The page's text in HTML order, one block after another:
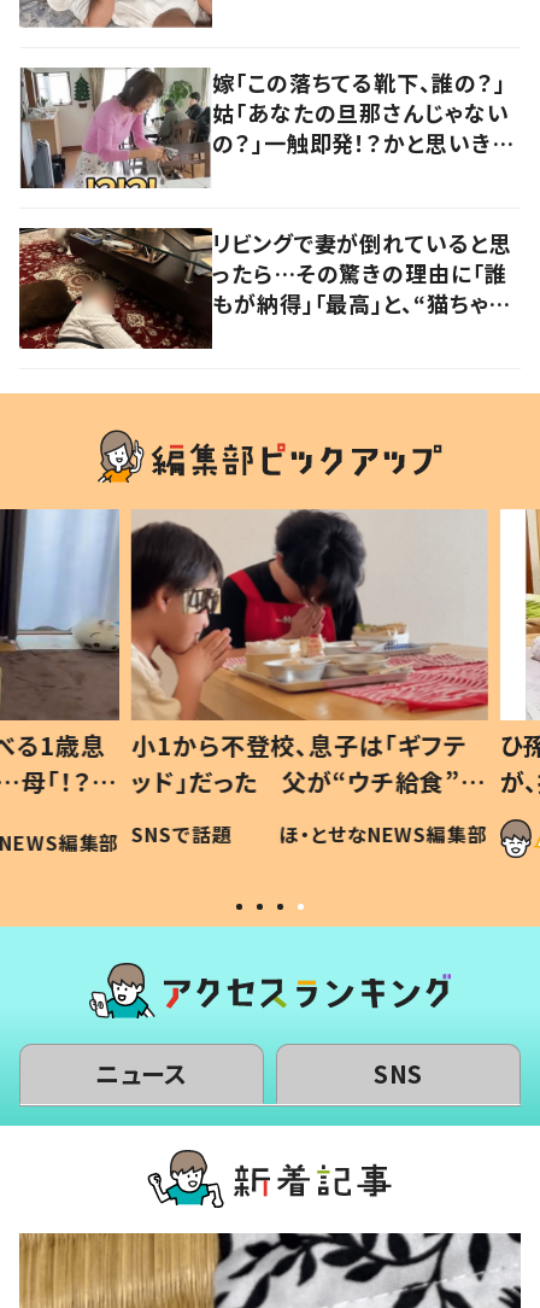
嫁「この落ちてる靴下、誰の？」
姑「あなたの旦那さんじゃない
の？」一触即発！？かと思いき
リビングで妻が倒れていると思
ったら…その驚きの理由に「誰
もが納得」「最高」と、“猫ちゃん
歳息
？」
編集部
小1から不登校、息子は「ギフテ
ッド」だった 父が“ウチ給食”を
作り続ける理由とは #令和の親
#令和の子
SNSで話題 ほ・とせなNEWS編集部
ひ孫
が、
「涙
い」
ニュース SNS